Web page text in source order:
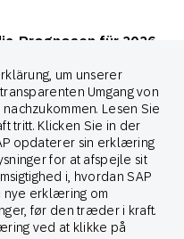
Prognosen für 2026
um unserer
Umgang von
Lesen Sie
tritt. Klicken Sie in der
opdaterer sin erklæring
for at afspejle sit
i, hvordan SAP
nye erklæring om
før den træder i kraft.
ved at klikke på